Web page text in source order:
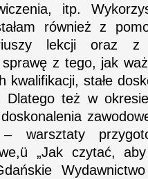
itp.
również z
lekcji oraz
z tego, jak
kwalifikacji, stałe
też w
warsztaty
„Jak czytać,